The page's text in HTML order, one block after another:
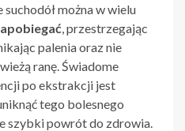
można w wielu
, przestrzegając
palenia oraz nie
ranę. Świadome
po ekstrakcji jest
tego bolesnego
szybki powrót do zdrowia.